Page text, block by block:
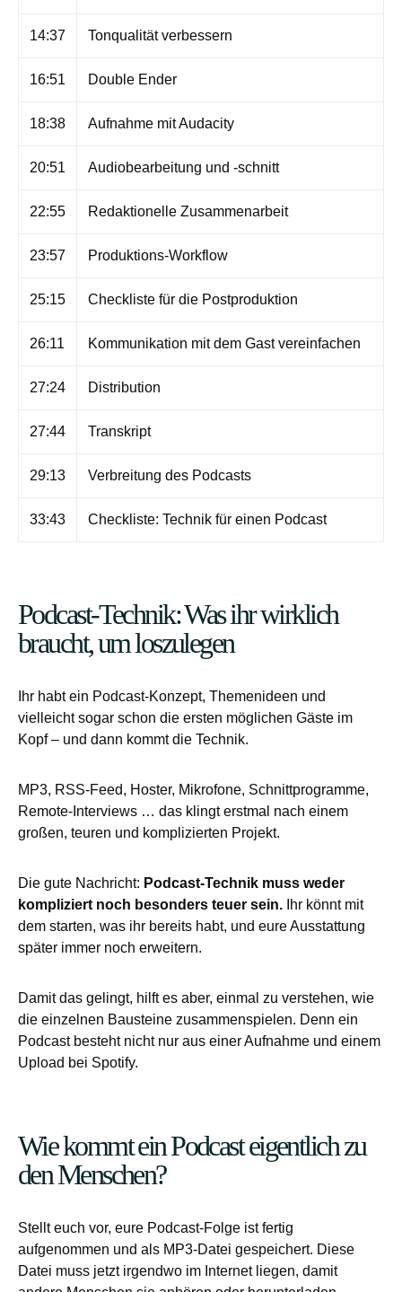
14:37 Tonqualität verbessern
16:51 Double Ender
18:38 Aufnahme mit Audacity
20:51 Audiobearbeitung und -schnitt
22:55 Redaktionelle Zusammenarbeit
23:57 Produktions-Workflow
25:15 Checkliste für die Postproduktion
26:11 Kommunikation mit dem Gast vereinfachen
27:24 Distribution
27:44 Transkript
29:13 Verbreitung des Podcasts
33:43 Checkliste: Technik für einen Podcast
Podcast-Technik: Was ihr wirklich
braucht, um loszulegen
Ihr habt ein Podcast-Konzept, Themenideen und
vielleicht sogar schon die ersten möglichen Gäste im
Kopf – und dann kommt die Technik.
MP3, RSS-Feed, Hoster, Mikrofone, Schnittprogramme,
Remote-Interviews … das klingt erstmal nach einem
großen, teuren und komplizierten Projekt.
Die gute Nachricht: Podcast-Technik muss weder
kompliziert noch besonders teuer sein. Ihr könnt mit
dem starten, was ihr bereits habt, und eure Ausstattung
später immer noch erweitern.
Damit das gelingt, hilft es aber, einmal zu verstehen, wie
die einzelnen Bausteine zusammenspielen. Denn ein
Podcast besteht nicht nur aus einer Aufnahme und einem
Upload bei Spotify.
Wie kommt ein Podcast eigentlich zu
den Menschen?
Stellt euch vor, eure Podcast-Folge ist fertig
aufgenommen und als MP3-Datei gespeichert. Diese
Datei muss jetzt irgendwo im Internet liegen, damit